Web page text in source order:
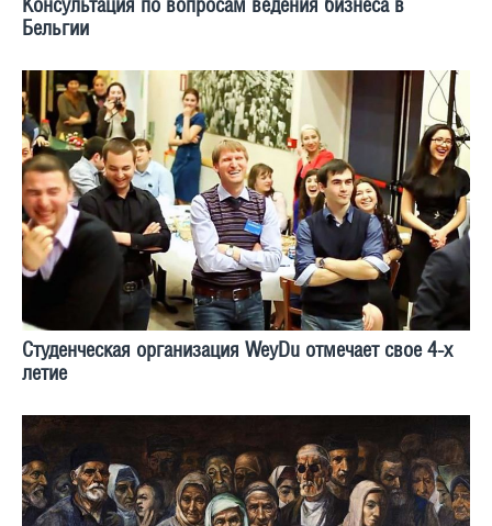
Консультация по вопросам ведения бизнеса в
Бельгии
Студенческая организация WeyDu отмечает свое 4-х
летие